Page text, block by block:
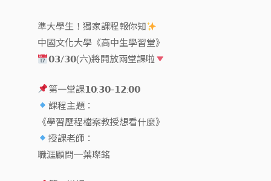
準大學生！獨家課程報你知
中國文化大學《高中生學習堂》
𝟬𝟯/𝟯𝟬(六)將開放兩堂課啦
第一堂課𝟭𝟬:𝟯𝟬-𝟭𝟮:𝟬𝟬
課程主題：
《學習歷程檔案教授想看什麼》
授課老師：
職涯顧問─葉璨銘